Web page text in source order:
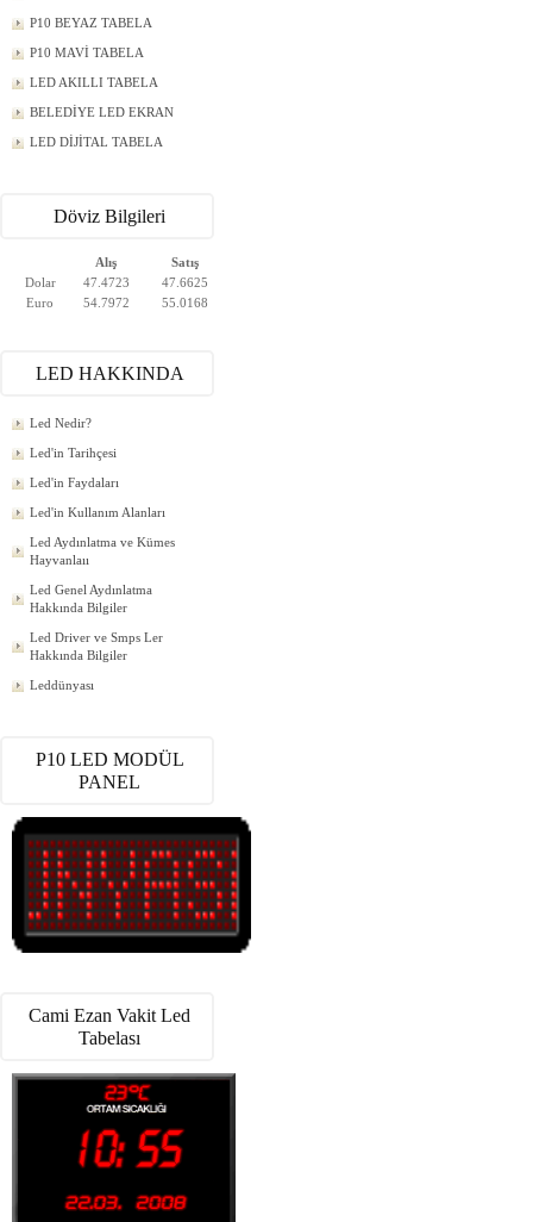
P10 BEYAZ TABELA
P10 MAVİ TABELA
LED AKILLI TABELA
BELEDİYE LED EKRAN
LED DİJİTAL TABELA
Döviz Bilgileri
Alış
Satış
Dolar
47.4723
47.6625
Euro
54.7972 55.0168
LED HAKKINDA
Led Nedir?
Led'in Tarihçesi
Led'in Faydaları
Led'in Kullanım Alanları
Led Aydınlatma ve Kümes
Hayvanlaıı
Led Genel Aydınlatma
Hakkında Bilgiler
Led Driver ve Smps Ler
Hakkında Bilgiler
Leddünyası
P10 LED MODÜL
PANEL
Cami Ezan Vakit Led
Tabelası